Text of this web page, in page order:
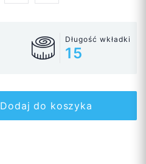
Długość wkładki
15
Dodaj do koszyka